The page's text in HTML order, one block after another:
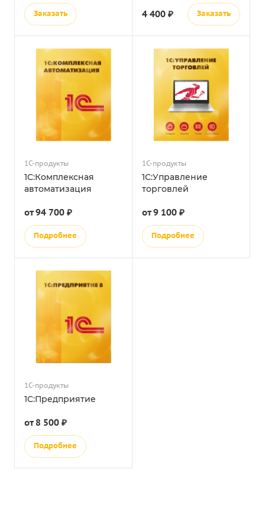
Заказать 4 400 ₽ Заказать
1С-продукты
1С:Комплексная
автоматизация
от 94 700 ₽
Подробнее
1С-продукты
1С:Управление
торговлей
от 9 100 ₽
Подробнее
1С-продукты
1С:Предприятие
от 8 500 ₽
Подробнее